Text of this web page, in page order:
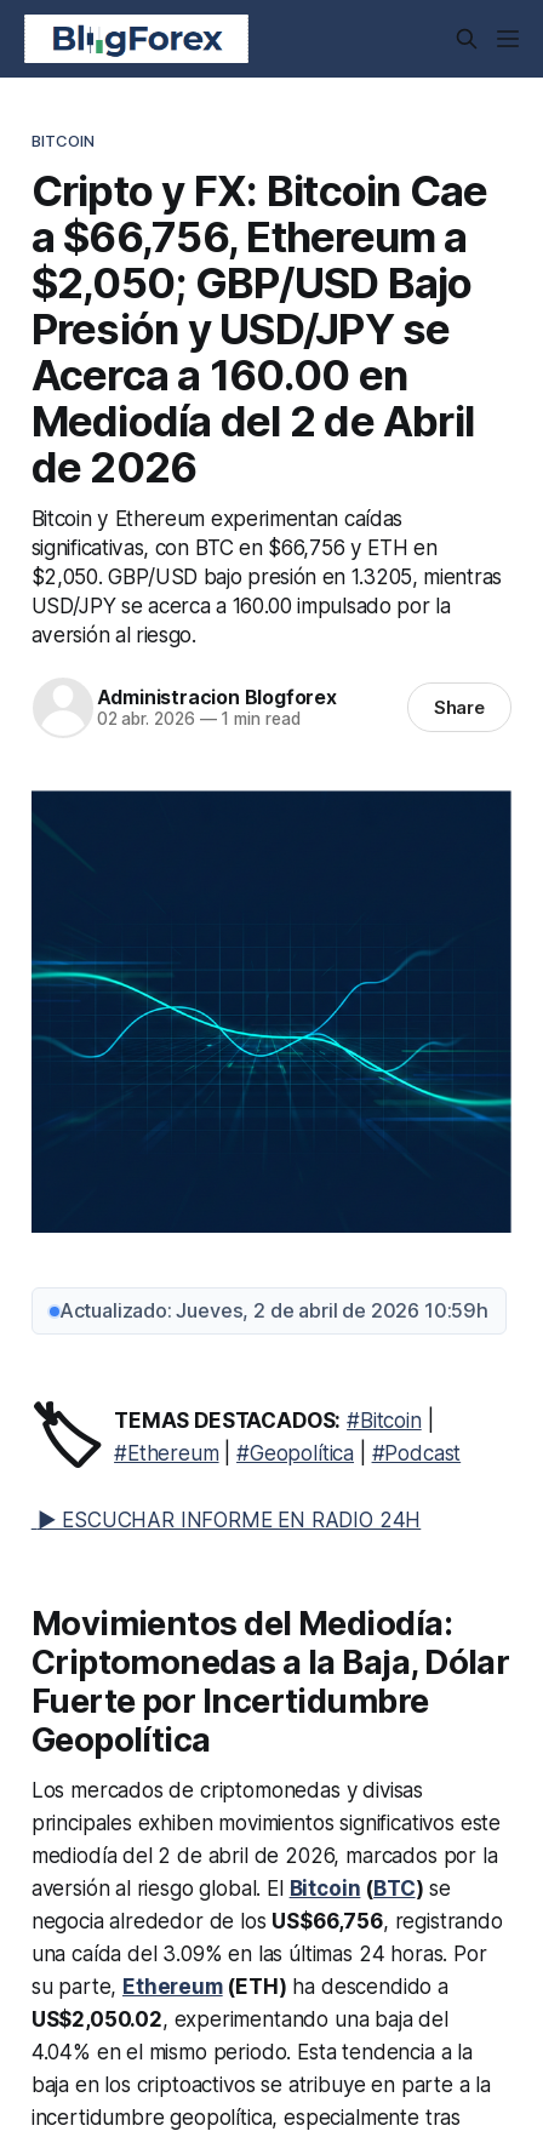
BITCOIN
Cripto y FX: Bitcoin Cae
a $66,756, Ethereum a
$2,050; GBP/USD Bajo
Presión y USD/JPY se
Acerca a 160.00 en
Mediodía del 2 de Abril
de 2026
Bitcoin y Ethereum experimentan caídas
significativas, con BTC en $66,756 y ETH en
$2,050. GBP/USD bajo presión en 1.3205, mientras
USD/JPY se acerca a 160.00 impulsado por la
aversión al riesgo.
Administracion Blogforex
02 abr. 2026 —1 min read Share
Actualizado: Jueves, 2 de abril de 2026 10:59h
🏷️ TEMAS DESTACADOS: #Bitcoin|
#Ethereum|#Geopolítica #Podcast
▶ ESCUCHAR INFORME EN RADIO 24H
Movimientos del Mediodía:
Criptomonedas a la Baja, Dólar
Fuerte por Incertidumbre
Geopolítica
Los mercados de criptomonedas y divisas
principales exhiben movimientos significativos este
mediodía del 2 de abril de 2026, marcados por la
aversión al riesgo global. El Bitcoin (BTC) se
negocia alrededor de los US$66,756, registrando
una caída del 3.09% en las últimas 24 horas. Por
su parte, Ethereum(ETH) ha descendido a
US$2,050.02, experimentando una baja del
4.04% en el mismo periodo. Esta tendencia a la
baja en los criptoactivos se atribuye en parte a la
incertidumbre geopolítica, especialmente tras